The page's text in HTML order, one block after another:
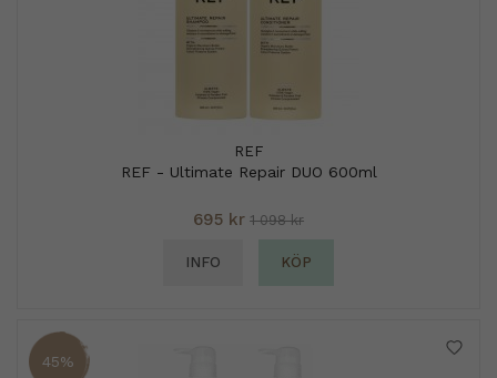
REF
REF - Ultimate Repair DUO 600ml
695 kr 1 098 kr
INFO KÖP
45%